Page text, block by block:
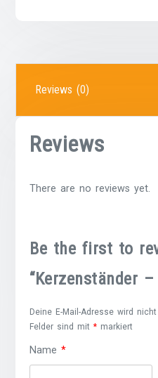
Reviews (0)
Reviews
There are no reviews yet.
Be the first to
“Kerzenständer
Deine E-Mail-Adresse wird
Felder sind mit* markiert
Name*